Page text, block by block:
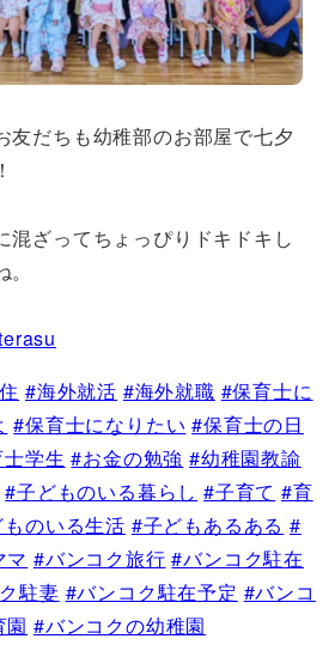
友だちも幼稚部のお部屋で七夕
混ざってちょっぴりドキドキし
#海外就活 #海外就職 #保育士に
#保育士になりたい #保育士の日
学生 #お金の勉強 #幼稚園教諭
#子どものいる暮らし #子育て #育
のいる生活 #子どもあるある #
マ #バンコク旅行 #バンコク駐在
駐妻 #バンコク駐在予定 #バンコ
園 #バンコクの幼稚園